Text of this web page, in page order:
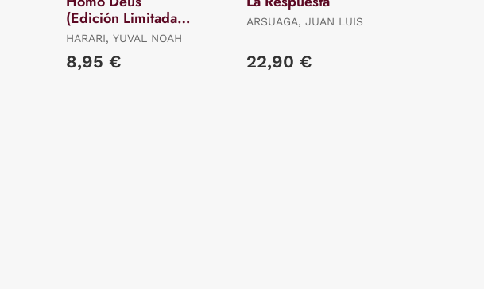
(Edición Limitada ·
Verano)
HARARI, YUVAL NOAH
8,95 €
ARSUAGA, JUAN LUIS
22,90 €